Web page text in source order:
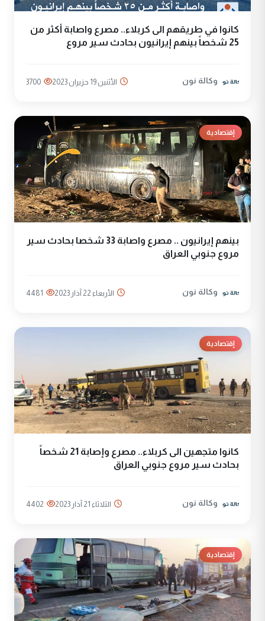
كانوا في طريقهم الى كربلاء.. مصرع واصابة أكثر من
25 شخصاً بينهم إيرانيون بحادث سير مروع
وكالة نون الأثنين 19 حزيران 2023 3700
إقتصادية
بينهم إيرانيون .. مصرع واصابة 33 شخصا بحادث سير
مروع جنوبي العراق
وكالة نون الأربعاء 22 آذار 2023 4481
إقتصادية
كانوا متجهين الى كربلاء.. مصرع وإصابة 21 شخصاً
بحادث سير مروع جنوبي العراق
وكالة نون الثلاثاء 21 آذار 2023 4402
إقتصادية